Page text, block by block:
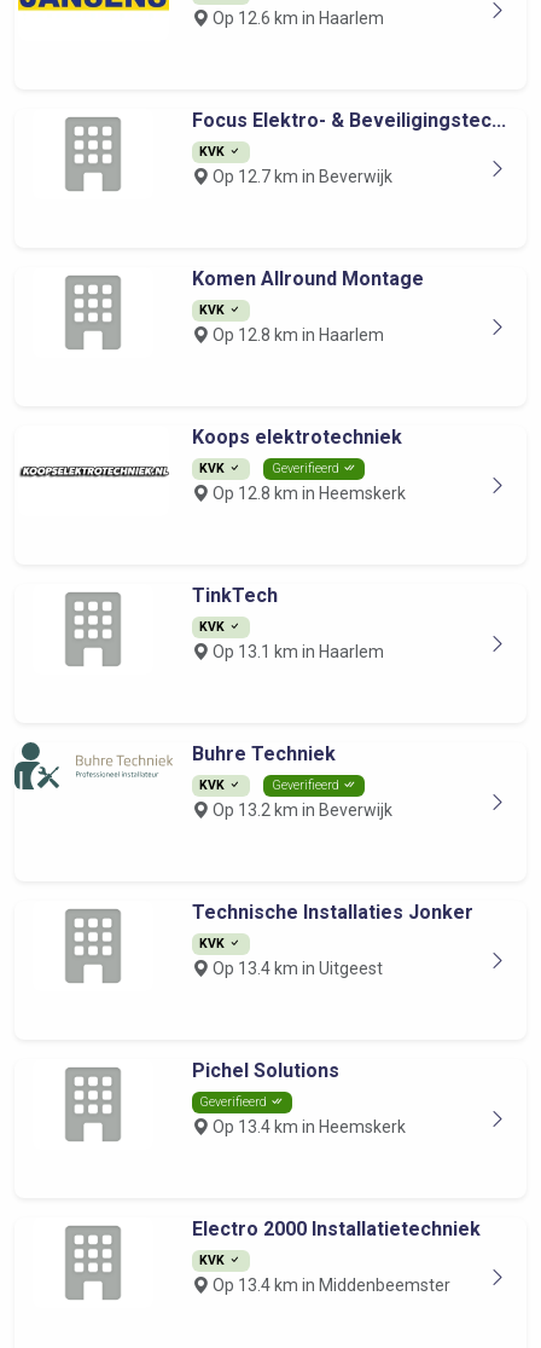
Op 12.6 km in Haarlem
Focus Elektro- & Beveiligingstec...
KVK
Op 12.7 km in Beverwijk
Komen Allround Montage
KVK
Op 12.8 km in Haarlem
Koops elektrotechniek
KVK Geverifieerd
Op 12.8 km in Heemskerk
TinkTech
KVK
Op 13.1 km in Haarlem
Buhre Techniek
KVK Geverifieerd
Op 13.2 km in Beverwijk
Technische Installaties Jonker
KVK
Op 13.4 km in Uitgeest
Pichel Solutions
Geverifieerd
Op 13.4 km in Heemskerk
Electro 2000 Installatietechniek
KVK
Op 13.4 km in Middenbeemster